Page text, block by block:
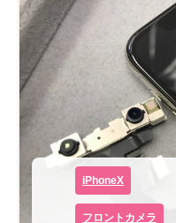
iPhoneX
フロントカメラ